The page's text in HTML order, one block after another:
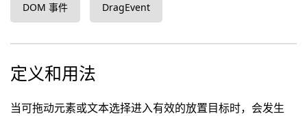
DOM 事件 DragEvent
定义和用法
当可拖动元素或文本选择进入有效的放置目标时，会发生